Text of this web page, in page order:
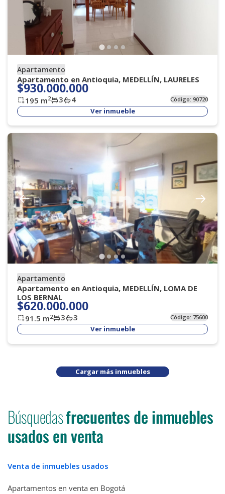
Apartamento
Apartamento en Antioquia, MEDELLÍN, LAURELES
$930.000.000
195 m2 3 4 Código:90720
Ver inmueble
Apartamento
Apartamento en Antioquia, MEDELLÍN, LOMA DE
LOS BERNAL
$620.000.000
91.5 m2 3 3 Código: 75600
Ver inmueble
Cargar más inmuebles
Búsquedasfrecuentes de inmuebles
usados en venta
Venta de inmuebles usados
Apartamentos en venta en Bogotá